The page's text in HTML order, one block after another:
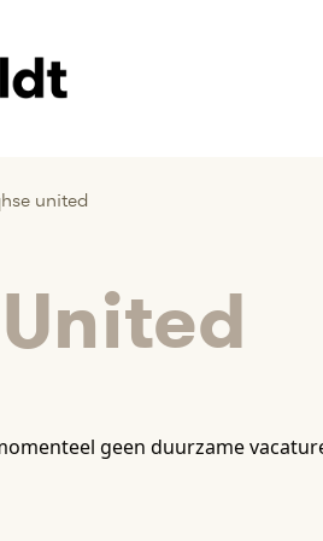
united
geen duurzame